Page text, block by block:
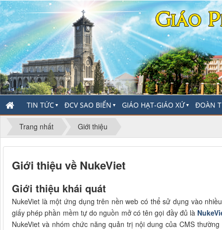
TIN TỨC ▼ ĐCV SAO BIỂN ▼ GIÁO HẠT-GIÁO XỨ▼ ĐOÀN
Trang nhất Giới thiệu
Giới thiệu về NukeViet
Giới thiệu khái quát
NukeViet là một ứng dụng trên nền web có thể sử dụng vào
giấy phép phần mềm tự do nguồn mở có tên gọi đầy đủ là
NukeViet và nhóm chức năng quản trị nội dung của CMS